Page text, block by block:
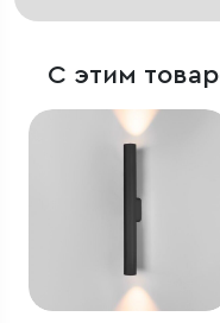
С этим